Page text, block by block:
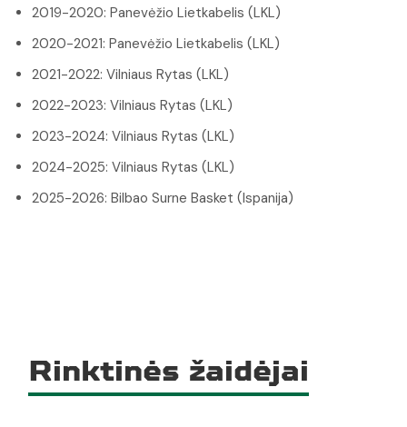
2019-2020: Panevėžio Lietkabelis (LKL)
2020-2021: Panevėžio Lietkabelis (LKL)
2021-2022: Vilniaus Rytas (LKL)
2022-2023: Vilniaus Rytas (LKL)
2023-2024: Vilniaus Rytas (LKL)
2024-2025: Vilniaus Rytas (LKL)
2025-2026: Bilbao Surne Basket (Ispanija)
Rinktinės žaidėjai